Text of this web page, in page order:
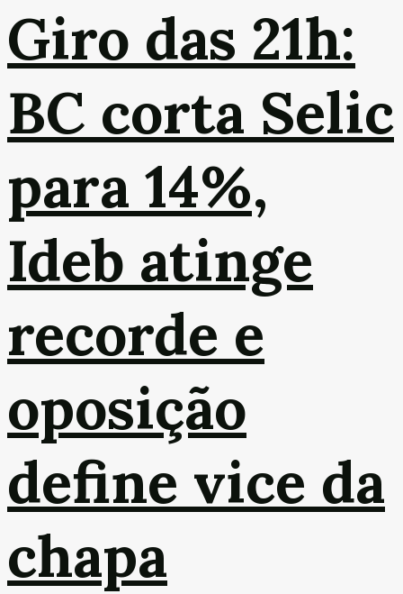
Giro das 21h:
BC corta Selic
para 14%,
Ideb atinge
recorde e
oposição
define vice da
chapa